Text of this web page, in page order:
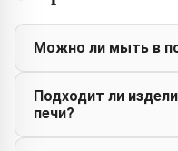
Можно ли мыть в
Подходит ли
печи?